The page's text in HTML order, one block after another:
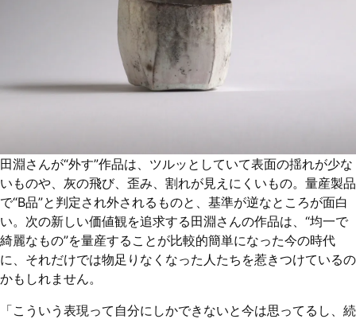
田淵さんが“外す”作品は、ツルッとしていて表面の揺れが少な
いものや、灰の飛び、歪み、割れが見えにくいもの。量産製品
で“B品”と判定され外されるものと、基準が逆なところが面白
い。次の新しい価値観を追求する田淵さんの作品は、“均一で
綺麗なもの”を量産することが比較的簡単になった今の時代
に、それだけでは物足りなくなった人たちを惹きつけているの
かもしれません。
「こういう表現って自分にしかできないと今は思ってるし、続